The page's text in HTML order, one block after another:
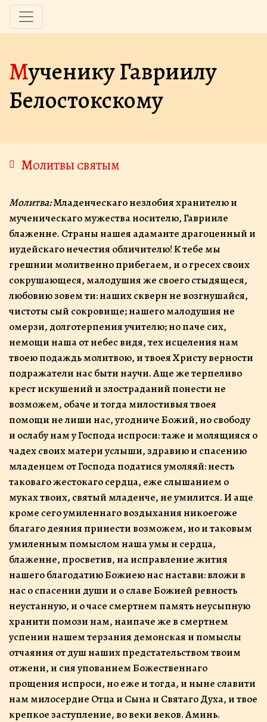
Мученику Гавриилу
Белостокскому
Молитвы святым
Молитва:Младенческаго незлобия хранителю и
мученическаго мужества носителю, Гаврииле
блаженне. Страны нашея адаманте драгоценный и
иудейскаго нечестия обличителю! К тебе мы
грешнии молитвенно прибегаем, и о гресех своих
сокрушающеся, малодушия же своего стыдящеся,
любовию зовем ти: наших скверн не возгнушайся,
чистоты сый сокровище; нашего малодушия не
омерзи, долготерпения учителю; но паче сих,
немощи наша от небес видя, тех исцеления нам
твоею подаждь молитвою, и твоея Христу верности
подражатели нас быти научи. Аще же терпеливо
крест искушений и злостраданий понести не
возможем, обаче и тогда милостивыя твоея
помощи не лиши нас, угодниче Божий, но свободу
и ослабу нам у Господа испроси: таже и молящияся о
чадех своих матери услыши, здравию и спасению
младенцем от Господа податися умоляяй: несть
таковаго жестокаго сердца, еже слышанием о
муках твоих, святый младенче, не умилится. И аще
кроме сего умиленнаго воздыхания никоегоже
благаго деяния принести возможем, но и таковым
умиленным помыслом наша умы и сердца,
блаженне, просветив, на исправление жития
нашего благодатию Божиею нас настави: вложи в
нас о спасении души и о славе Божией ревность
неустанную, и о часе смертнем память неусыпную
хранити помози нам, наипаче же в смертнем
успении нашем терзания демонская и помыслы
отчаяния от душ наших предстательством твоим
отжени, и сия упованием Божественнаго
прощения испроси, но еже и тогда, и ныне славити
нам милосердие Отца и Сына и Святаго Духа, и твое
крепкое заступление, во веки веков. Аминь.